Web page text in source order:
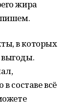
жира
в которых
составе всё